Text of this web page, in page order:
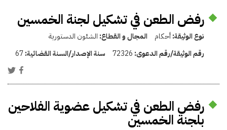
رفض الطعن في تشكيل لجنة الخمسين
نوع الوثيقة:أحكام المجال و القطاع: الشئون الدستورية
رقم الوثيقة/رقم الدعوى: 72326 سنة الإصدار/السنة القضائية:67
رفض الطعن في تشكيل عضوية الفلاحين
بلجنة الخمسين